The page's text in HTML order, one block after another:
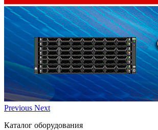
Previous Next
Каталог оборудования